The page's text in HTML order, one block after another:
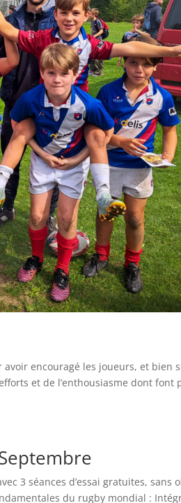
encouragé les joueurs, et bien
et de l’enthousiasme dont font
3 séances d’essai gratuites, sans
du rugby mondial :